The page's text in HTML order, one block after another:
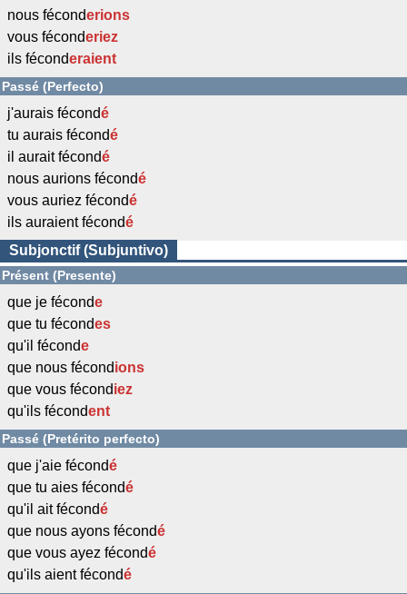
nous féconderions
vous féconderiez
ils féconderaient
Passé (Perfecto)
j'aurais fécondé
tu aurais fécondé
il aurait fécondé
nous aurions fécondé
vous auriez fécondé
ils auraient fécondé
Subjonctif (Subjuntivo)
Présent (Presente)
que je féconde
que tu fécondes
qu'il féconde
que nous fécondions
que vous fécondiez
qu'ils fécondent
Passé (Pretérito perfecto)
que j'aie fécondé
que tu aies fécondé
qu'il ait fécondé
que nous ayons fécondé
que vous ayez fécondé
qu'ils aient fécondé